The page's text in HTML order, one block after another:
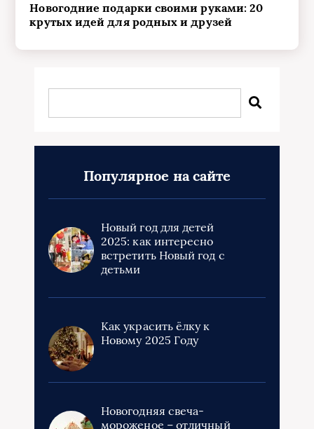
Новогодние подарки своими руками: 20
крутых идей для родных и друзей
Популярное на сайте
Новый год для детей
2025: как интересно
встретить Новый год с
детьми
Как украсить ёлку к
Новому 2025 Году
Новогодняя свеча-
мороженое – отличный